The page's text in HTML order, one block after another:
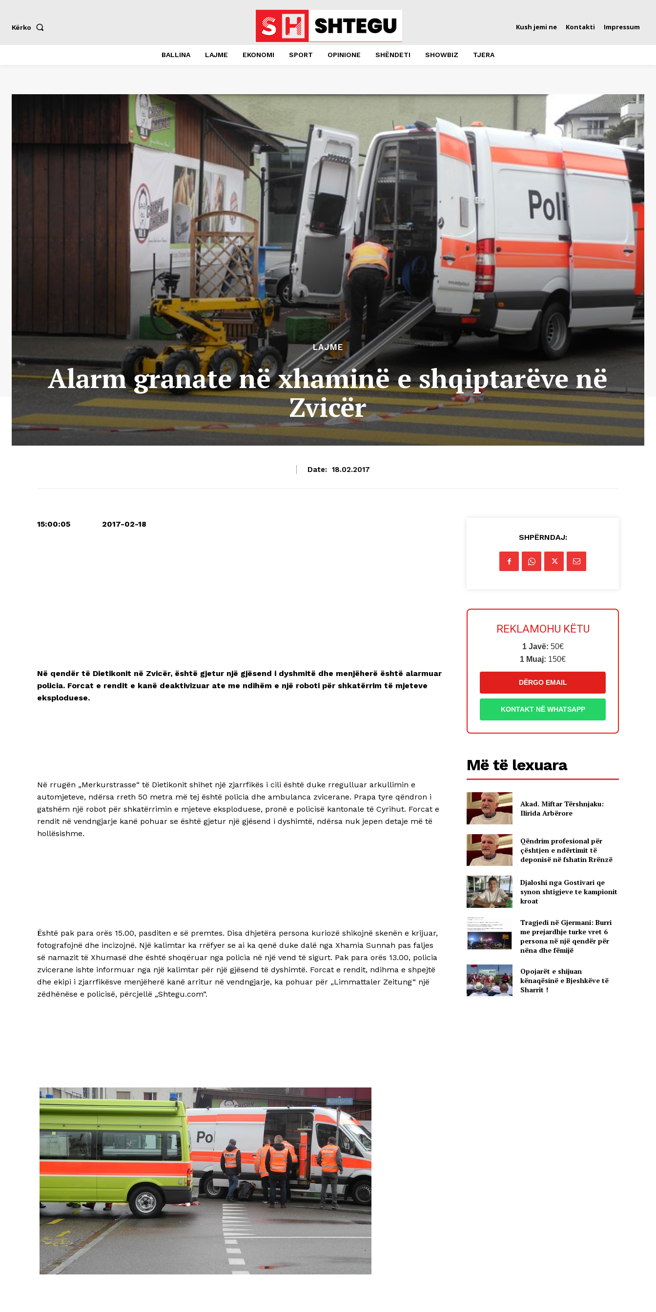
Kërko Kush jemi ne Kontakti Impressum
BALLINA LAJME EKONOMI SPORT OPINIONE SHËNDETI SHOWBIZ TJERA
LAJME
Alarm granate në xhaminë e shqiptarëve në
Zvicër
Date: 18.02.2017
15:00:05 2017-02-18
Në qendër të Dietikonit në Zvicër, është gjetur një gjësend i dyshmitë dhe menjëherë është alarmuar
policia. Forcat e rendit e kanë deaktivizuar ate me ndihëm e një roboti për shkatërrim të mjeteve
eksploduese.
Në rrugën „Merkurstrasse“ të Dietikonit shihet një zjarrfikës i cili është duke rregulluar arkullimin e
automjeteve, ndërsa rreth 50 metra më tej është policia dhe ambulanca zvicerane. Prapa tyre qëndron i
gatshëm një robot për shkatërrimin e mjeteve eksploduese, pronë e policisë kantonale të Cyrihut. Forcat e
rendit në vendngjarje kanë pohuar se është gjetur një gjësend i dyshimtë, ndërsa nuk jepen detaje më të
hollësishme.
Është pak para orës 15.00, pasditen e së premtes. Disa dhjetëra persona kuriozë shikojnë skenën e krijuar,
fotografojnë dhe incizojnë. Një kalimtar ka rrëfyer se ai ka qenë duke dalë nga Xhamia Sunnah pas faljes
së namazit të Xhumasë dhe është shoqëruar nga policia në një vend të sigurt. Pak para orës 13.00, policia
zvicerane ishte informuar nga një kalimtar për një gjësend të dyshimtë. Forcat e rendit, ndihma e shpejtë
dhe ekipi i zjarrfikësve menjëherë kanë arritur në vendngjarje, ka pohuar për „Limmattaler Zeitung“ një
zëdhënëse e policisë, përcjellë „Shtegu.com“.
SHPËRNDAJ:
REKLAMOHU KËTU
1 Javë: 50€
1 Muaj: 150€
DËRGO EMAIL
KONTAKT NË WHATSAPP
Më të lexuara
Akad. Miftar Tërshnjaku:
Ilirida Arbërore
Qëndrim profesional për
çështjen e ndërtimit të
deponisë në fshatin Rrënzë
Djaloshi nga Gostivari qe
synon shtigjeve te kampionit
kroat
Tragjedi në Gjermani: Burri
me prejardhje turke vret 6
persona në një qendër për
nëna dhe fëmijë
Opojarët e shijuan
kënaqësinë e Bjeshkëve të
Sharrit !